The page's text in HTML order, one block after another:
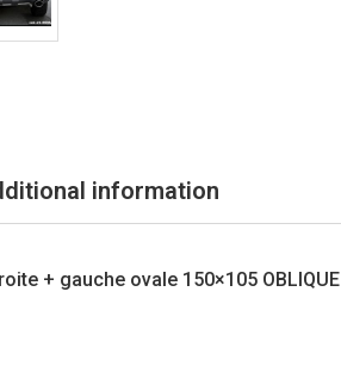
information
+ gauche ovale 150×105 OBLIQUE